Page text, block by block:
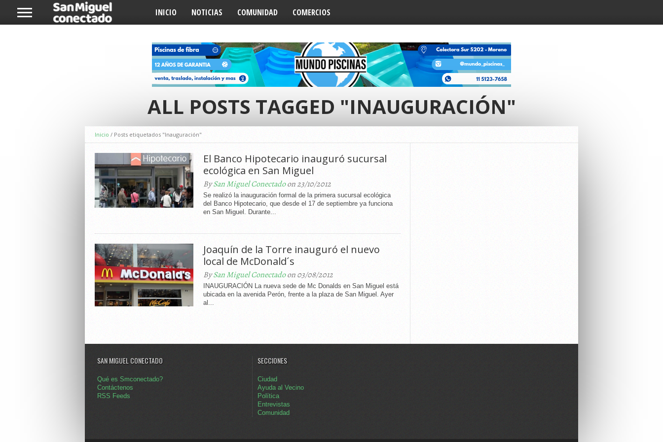
INICIO NOTICIAS COMUNIDAD COMERCIOS
ALL POSTS TAGGED "INAUGURACIÓN"
Inicio / Posts etiquetados "Inauguración"
El Banco Hipotecario inauguró sucursal
ecológica en San Miguel
BySan Miguel Conectadoon 23/10/2012
Se realizó la inauguración formal de la primera sucursal ecológica
del Banco Hipotecario, que desde el 17 de septiembre ya funciona
en San Miguel. Durante...
Joaquín de la Torre inauguró el nuevo
local de McDonald´s
BySan Miguel Conectadoon 03/08/2012
INAUGURACIÓN La nueva sede de Mc Donalds en San Miguel está
ubicada en la avenida Perón, frente a la plaza de San Miguel. Ayer
al...
SAN MIGUEL CONECTADO
Qué es Smconectado?
Contáctenos
RSS Feeds
SECCIONES
Ciudad
Ayuda al Vecino
Política
Entrevistas
Comunidad